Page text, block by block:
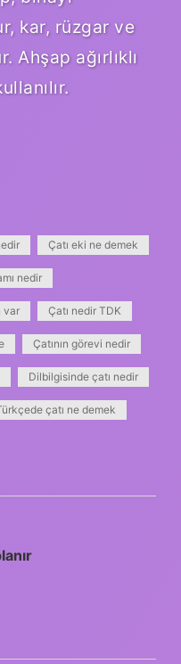
kar, rüzgar ve
Ahşap ağırlıklı
Çatı eki ne demek
nedir
var Çatı nedir TDK
Çatının görevi nedir
Dilbilgisinde çatı nedir
çatı ne demek